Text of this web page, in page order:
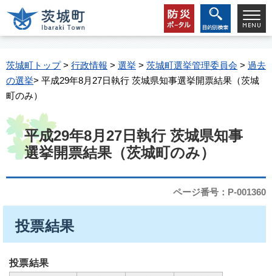
茨城町トップ> 行政情報 > 選挙 > 茨城町選挙管理委員会 > 過去
の選挙> 平成29年8月27日執行 茨城県知事選挙開票結果（茨城
町のみ）
平成29年8月27日執行 茨城県知事
選挙開票結果（茨城町のみ）
ページ番号：P-001360
投票結果
投票結果